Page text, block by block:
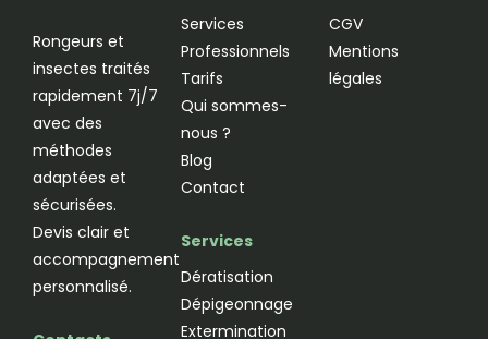
Rongeurs et
insectes traités
rapidement 7j/7
avec des
méthodes
adaptées et
sécurisées.
Devis clair et
accompagnement
personnalisé.
Services
Professionnels
Tarifs
Qui sommes-
nous ?
Blog
Contact
Services
Dératisation
Dépigeonnage
Extermination
CGV
Mentions
légales